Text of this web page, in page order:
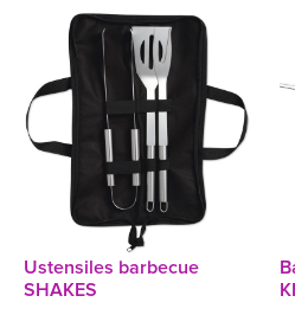
Ustensiles barbecue
SHAKES